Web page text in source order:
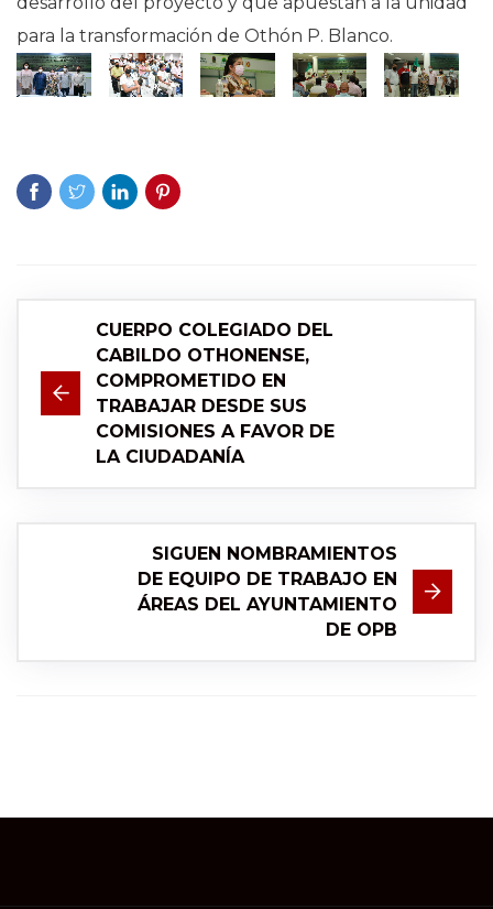
para la transformación de Othón P. Blanco.
CUERPO COLEGIADO DEL
CABILDO OTHONENSE,
COMPROMETIDO EN
TRABAJAR DESDE SUS
COMISIONES A FAVOR DE
LA CIUDADANÍA
SIGUEN NOMBRAMIENTOS
DE EQUIPO DE TRABAJO EN
ÁREAS DEL AYUNTAMIENTO
DE OPB